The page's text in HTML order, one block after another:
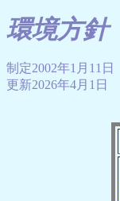
環境方針
制定2002年1月11日
更新2026年4月1日